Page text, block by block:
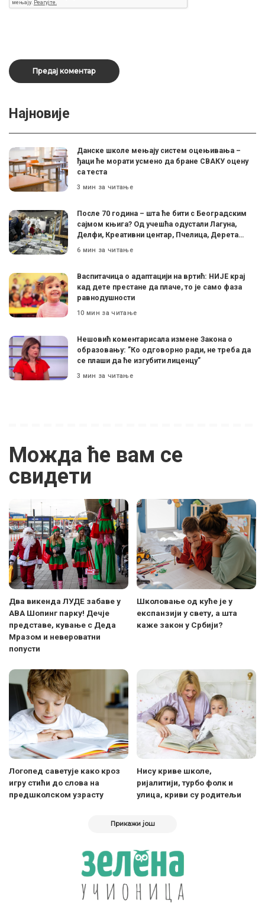
Најновије
Данске школе мењају систем оцењивања –
ђаци ће морати усмено да бране СВАКУ оцену
са теста
3 мин за читање
После 70 година – шта ће бити с Београдским
сајмом књига? Од учешћа одустали Лагуна,
Делфи, Креативни центар, Пчелица, Дерета…
6 мин за читање
Васпитачица о адаптацији на вртић: НИЈЕ крај
кад дете престане да плаче, то је само фаза
равнодушности
10 мин за читање
Нешовић коментарисала измене Закона о
образовању: ”Ко одговорно ради, не треба да
се плаши да ће изгубити лиценцу”
3 мин за читање
Можда ће вам се
свидети
Два викенда ЛУДЕ забаве у
АВА Шопинг парку! Дечје
представе, кување с Деда
Мразом и невероватни
попусти
Школовање од куће је у
експанзији у свету, а шта
каже закон у Србији?
Логопед саветује како кроз
игру стићи до слова на
предшколском узрасту
Нису криве школе,
ријалитији, турбо фолк и
улица, криви су родитељи
Прикажи још